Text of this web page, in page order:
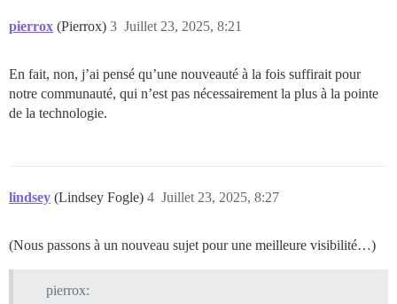
pierrox (Pierrox) Juillet 23, 2025, 8:21
3
En fait, non, j’ai pensé qu’une nouveauté à la fois suffirait pour
notre communauté, qui n’est pas nécessairement la plus à la pointe
de la technologie.
lindsey (Lindsey Fogle) Juillet 23, 2025, 8:27
4
(Nous passons à un nouveau sujet pour une meilleure visibilité…)
pierrox: